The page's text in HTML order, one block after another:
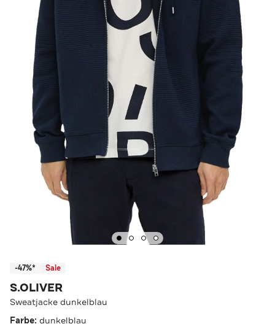
-47%* Sale
S.OLIVER
Sweatjacke dunkelblau
Farbe: dunkelblau